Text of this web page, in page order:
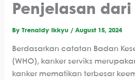
Penjelasan
By Trenaldy Ikkyu / August 15, 2024
Berdasarkan catatan Badan
(WHO), kanker serviks
kanker mematikan terbesar